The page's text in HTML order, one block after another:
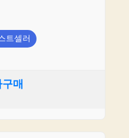
트셀러
매